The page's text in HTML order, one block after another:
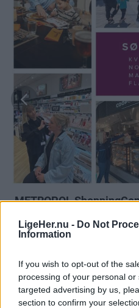
LigeHer.nu - Do Not
Information
If you wish to opt-out of the
processing of your personal
targeted advertising by us,
section to confirm your
Følg med
i Brønderslev og omegn